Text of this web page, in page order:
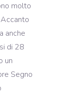
molto
anche
di 28
un
Segno